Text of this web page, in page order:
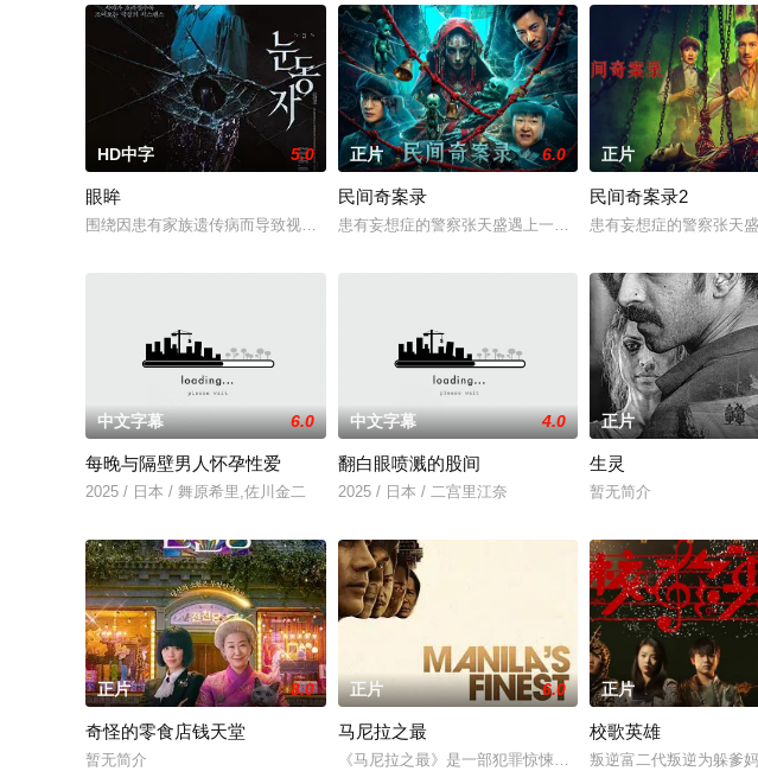
HD中字 5.0
眼眸
围绕因患有家族遗传病而导致视力逐渐丧失的摄影师瑞真展开。在面对跨越视力障碍、好不容易成
正片 6.0
民间奇案录
患有妄想症的警察张天盛遇上一起离奇的神像杀人事件，勘案
正片
民间奇案录2
患有妄想症的警察张天
中文字幕 6.0
每晚与隔壁男人怀孕性爱
2025 / 日本 / 舞原希里,佐川金二
中文字幕 4.0
翻白眼喷溅的股间
2025 / 日本 / 二宫里江奈
正片
生灵
暂无简介
正片 8.0
奇怪的零食店钱天堂
暂无简介
正片 6.0
马尼拉之最
《马尼拉之最》是一部犯罪惊悚片，故事发生在 20 世纪 70
正片
校歌英雄
叛逆富二代叛逆为躲爹